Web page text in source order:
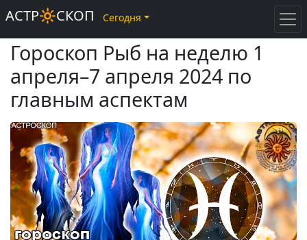
Гороскоп Рыб на неделю 1
апреля–7 апреля 2024 по
главным аспектам
АСТР🔆СКОП Сегодня